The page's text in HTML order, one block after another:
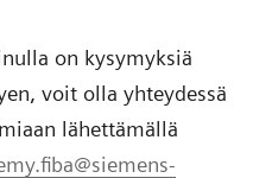
on kysymyksiä
voit olla yhteydessä
lähettämällä